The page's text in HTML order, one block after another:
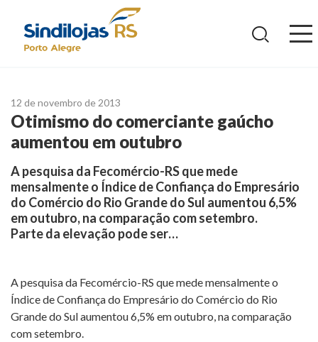
12 de novembro de 2013
Otimismo do comerciante gaúcho
aumentou em outubro
A pesquisa da Fecomércio-RS que mede
mensalmente o Índice de Confiança do Empresário
do Comércio do Rio Grande do Sul aumentou 6,5%
em outubro, na comparação com setembro.
Parte da elevação pode ser…
A pesquisa da Fecomércio-RS que mede mensalmente o
Índice de Confiança do Empresário do Comércio do Rio
Grande do Sul aumentou 6,5% em outubro, na comparação
com setembro.